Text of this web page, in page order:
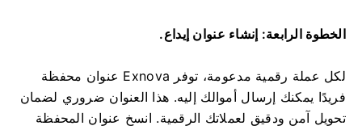
الخطوة الرابعة: إنشاء عنوان إيداع.
لكل عملة رقمية مدعومة، توفر Exnova عنوان محفظة
فريدًا يمكنك إرسال أموالك إليه. هذا العنوان ضروري لضمان
تحويل آمن ودقيق لعملاتك الرقمية. انسخ عنوان المحفظة